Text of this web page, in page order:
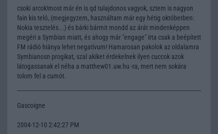
csoki arcok!most már én is qd tulajdonos vagyok, sztem is nagyon
fain kis teló, (megjegyzem, használtam már egy hétig októberben:
Nokia tesztelés...) és bárki bármit mondd az árát mindenképpen
megéri a Symbian miatt, és ahogy már "engage" írta csak a beépített
FM rádió hiánya lehet negatívum! Hamarosan pakolok az oldalamra
Symbianosn progikat, szal akiket érdekelnek ilyen cuccok azok
látogassanak el néha a matthew01.uw.hu -ra, mert nem sokára
tolom fel a cumót.
Gascoigne
2004-12-10 2:42:27 PM